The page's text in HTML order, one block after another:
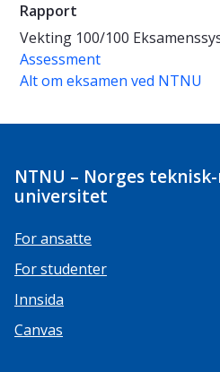
Rapport
Vekting 100/100
Assessment
Alt om eksamen ved NTNU
NTNU – Norges
universitet
For ansatte
For studenter
Innsida
Canvas